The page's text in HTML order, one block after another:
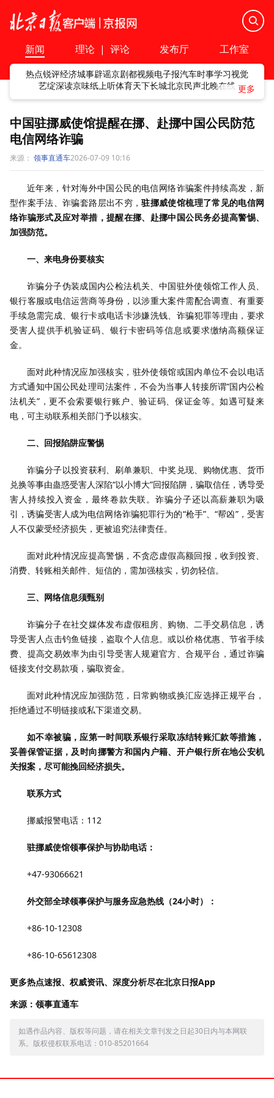
新闻 理论 | 评论 发布厅 工作室
热点锐评经济城事辟谣京剧都视频电子报汽车时事学习视觉
艺绽深读京味纸上听体育天下长城北京民声北晚在线
中国驻挪威使馆提醒在挪、赴挪中国公民防范
电信网络诈骗
来源： 领事直通车2026-07-09 10:16
近年来，针对海外中国公民的电信网络诈骗案件持续高发，新
型作案手法、诈骗套路层出不穷，驻挪威使馆梳理了常见的电信网
络诈骗形式及应对举措，提醒在挪、赴挪中国公民务必提高警惕、
加强防范。
一、来电身份要核实
诈骗分子伪装成国内公检法机关、中国驻外使领馆工作人员、
银行客服或电信运营商等身份，以涉重大案件需配合调查、有重要
手续急需完成、银行卡或电话卡涉嫌洗钱、诈骗犯罪等理由，要求
受害人提供手机验证码、银行卡密码等信息或要求缴纳高额保证
金。
面对此种情况应加强核实，驻外使领馆或国内单位不会以电话
方式通知中国公民处理司法案件，不会为当事人转接所谓“国内公检
法机关”，更不会索要银行账户、验证码、保证金等。如遇可疑来
电，可主动联系相关部门予以核实。
二、回报陷阱应警惕
诈骗分子以投资获利、刷单兼职、中奖兑现、购物优惠、货币
兑换等事由蛊惑受害人深陷“以小博大”回报陷阱，骗取信任，诱导受
害人持续投入资金，最终卷款失联。诈骗分子还以高薪兼职为吸
引，诱骗受害人成为电信网络诈骗犯罪行为的“枪手”、“帮凶”，受害
人不仅蒙受经济损失，更被追究法律责任。
面对此种情况应提高警惕，不贪恋虚假高额回报，收到投资、
消费、转账相关邮件、短信的，需加强核实，切勿轻信。
三、网络信息须甄别
诈骗分子在社交媒体发布虚假租房、购物、二手交易信息，诱
导受害人点击钓鱼链接，盗取个人信息。或以价格优惠、节省手续
费、提高交易效率为由引导受害人规避官方、合规平台，通过诈骗
链接支付交易款项，骗取资金。
面对此种情况应加强防范，日常购物或换汇应选择正规平台，
拒绝通过不明链接或私下渠道交易。
如不幸被骗，应第一时间联系银行采取冻结转账汇款等措施，
妥善保管证据，及时向挪警方和国内户籍、开户银行所在地公安机
关报案，尽可能挽回经济损失。
联系方式
挪威报警电话：112
驻挪威使馆领事保护与协助电话：
+47-93066621
外交部全球领事保护与服务应急热线（24小时）：
+86-10-12308
+86-10-65612308
更多热点速报、权威资讯、深度分析尽在北京日报App
来源：领事直通车
如遇作品内容、版权等问题，请在相关文章刊发之日起30日内与本网联
系。版权侵权联系电话：010-85201664